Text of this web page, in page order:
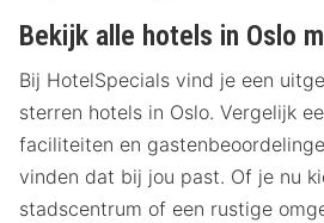
Bekijk alle hotels in Oslo
Bij HotelSpecials vind je een
sterren hotels in Oslo. Vergelijk
faciliteiten en
vinden dat bij jou past. Of je nu
stadscentrum of een rustige